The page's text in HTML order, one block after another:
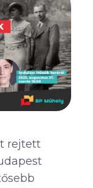
rejtett